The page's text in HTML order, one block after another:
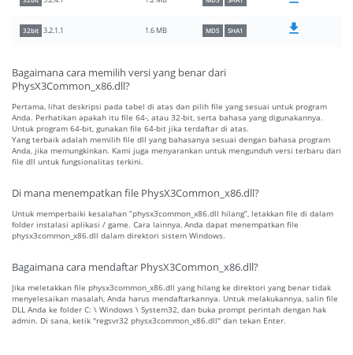
32bit 3.2.1.1 1.6 MB MD5 SHA1
Bagaimana cara memilih versi yang benar dari
PhysX3Common_x86.dll?
Pertama, lihat deskripsi pada tabel di atas dan pilih file yang sesuai untuk program
Anda. Perhatikan apakah itu file 64-, atau 32-bit, serta bahasa yang digunakannya.
Untuk program 64-bit, gunakan file 64-bit jika terdaftar di atas.
Yang terbaik adalah memilih file dll yang bahasanya sesuai dengan bahasa program
Anda, jika memungkinkan. Kami juga menyarankan untuk mengunduh versi terbaru dari
file dll untuk fungsionalitas terkini.
Di mana menempatkan file PhysX3Common_x86.dll?
Untuk memperbaiki kesalahan “physx3common_x86.dll hilang”, letakkan file di dalam
folder instalasi aplikasi / game. Cara lainnya, Anda dapat menempatkan file
physx3common_x86.dll dalam direktori sistem Windows.
Bagaimana cara mendaftar PhysX3Common_x86.dll?
Jika meletakkan file physx3common_x86.dll yang hilang ke direktori yang benar tidak
menyelesaikan masalah, Anda harus mendaftarkannya. Untuk melakukannya, salin file
DLL Anda ke folder C: \ Windows \ System32, dan buka prompt perintah dengan hak
admin. Di sana, ketik "regsvr32 physx3common_x86.dll" dan tekan Enter.